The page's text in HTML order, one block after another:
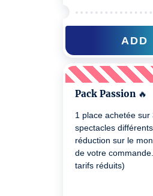
ADD
Pack Passion 🔥
1 place achetée sur
spectacles
réduction sur le
de votre
tarifs réduits)